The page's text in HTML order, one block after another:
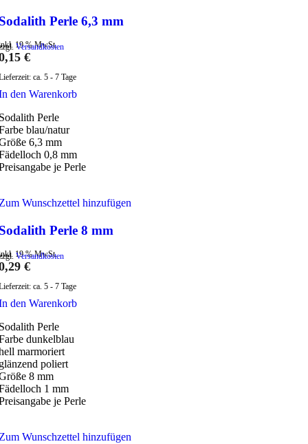
Perle 6,3 mm
19 % MwSt.
Versandkosten
€
ca. 5 - 7 Tage
den Warenkorb
Perle
blau/natur
6,3 mm
0,8 mm
je Perle
Wunschzettel hinzufügen
Perle 8 mm
19 % MwSt.
Versandkosten
€
ca. 5 - 7 Tage
den Warenkorb
Perle
dunkelblau
marmoriert
poliert
8 mm
1 mm
je Perle
Wunschzettel hinzufügen